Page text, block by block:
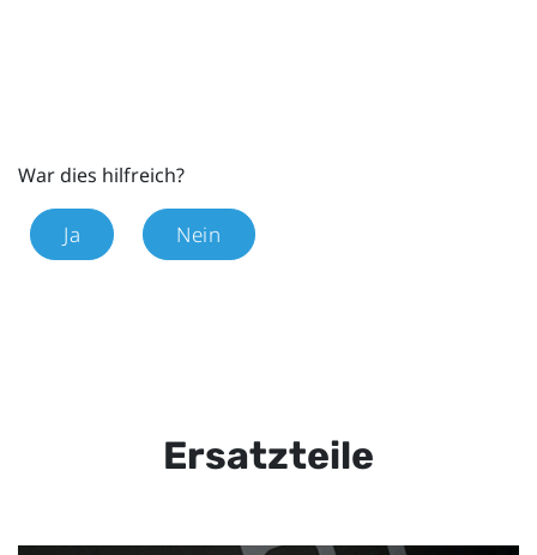
War dies hilfreich?
Ja Nein
Ersatzteile